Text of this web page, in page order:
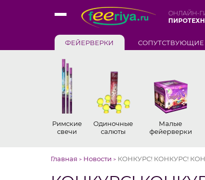
ОНЛАЙН-
ФЕЙЕРВЕРКИ СОПУТСТВУЮЩИЕ
Римские
свечи
Одиночные
салюты
Малые
фейерверки
Главная > Новости > КОНКУРС! КОНКУРС!